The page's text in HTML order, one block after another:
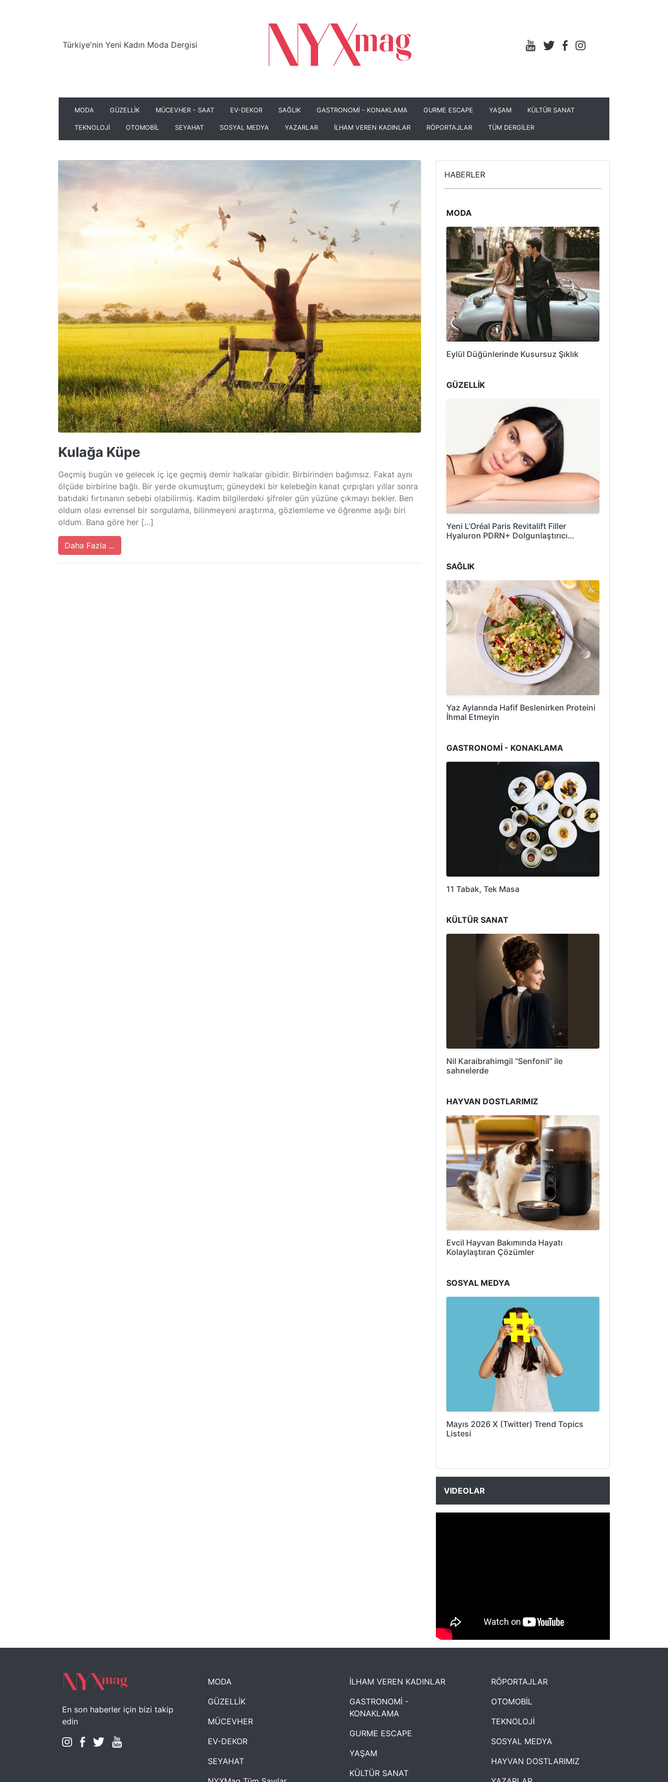
Türkiye'nin Yeni Kadın Moda Dergisi
MODA GÜZELLİK MÜCEVHER - SAAT EV-DEKOR SAĞLIK GASTRONOMİ - KONAKLAMA GURME ESCAPE YAŞAM KÜLTÜR SANAT
TEKNOLOJİ OTOMOBİL SEYAHAT SOSYAL MEDYA YAZARLAR İLHAM VEREN KADINLAR RÖPORTAJLAR TÜM DERGİLER
Kulağa Küpe
Geçmiş bugün ve gelecek iç içe geçmiş demir halkalar gibidir. Birbirinden bağımsız. Fakat aynı
ölçüde birbirine bağlı. Bir yerde okumuştum; güneydeki bir kelebeğin kanat çırpışları yıllar sonra
batıdaki fırtınanın sebebi olabilirmiş. Kadim bilgilerdeki şifreler gün yüzüne çıkmayı bekler. Ben
oldum olası evrensel bir sorgulama, bilinmeyeni araştırma, gözlemleme ve öğrenme aşığı biri
oldum. Bana göre her […]
Daha Fazla ...
HABERLER
MODA
Eylül Düğünlerinde Kusursuz Şıklık
GÜZELLİK
Yeni L’Oréal Paris Revitalift Filler
Hyaluron PDRN+ Dolgunlaştırıcı…
SAĞLIK
Yaz Aylarında Hafif Beslenirken Proteini
İhmal Etmeyin
GASTRONOMİ - KONAKLAMA
11 Tabak, Tek Masa
KÜLTÜR SANAT
Nil Karaibrahimgil “Senfonil” ile
sahnelerde
HAYVAN DOSTLARIMIZ
Evcil Hayvan Bakımında Hayatı
Kolaylaştıran Çözümler
SOSYAL MEDYA
Mayıs 2026 X (Twitter) Trend Topics
Listesi
VIDEOLAR
NYXmag 2. Yaş Kutlama Etkinliği
En son haberler için bizi takip
edin
MODA
GÜZELLİK
MÜCEVHER
EV-DEKOR
SEYAHAT
İLHAM VEREN KADINLAR
GASTRONOMİ -
KONAKLAMA
GURME ESCAPE
YAŞAM
KÜLTÜR SANAT
RÖPORTAJLAR
OTOMOBİL
TEKNOLOJİ
SOSYAL MEDYA
HAYVAN DOSTLARIMIZ